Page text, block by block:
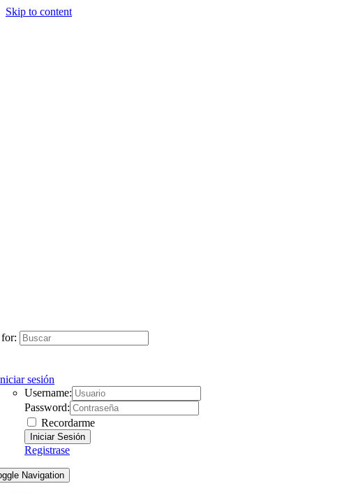
Skip to content
for:
sesión
Username:
Password:
Recordarme
Registrase
Navigation